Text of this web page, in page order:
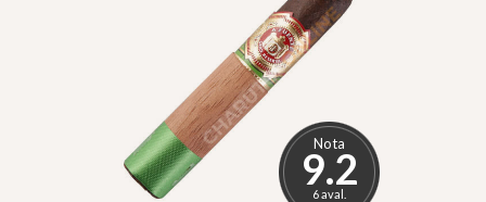
Nota
9.2
6 aval.